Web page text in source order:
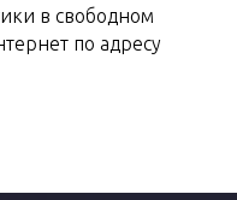
в свободном
по адресу